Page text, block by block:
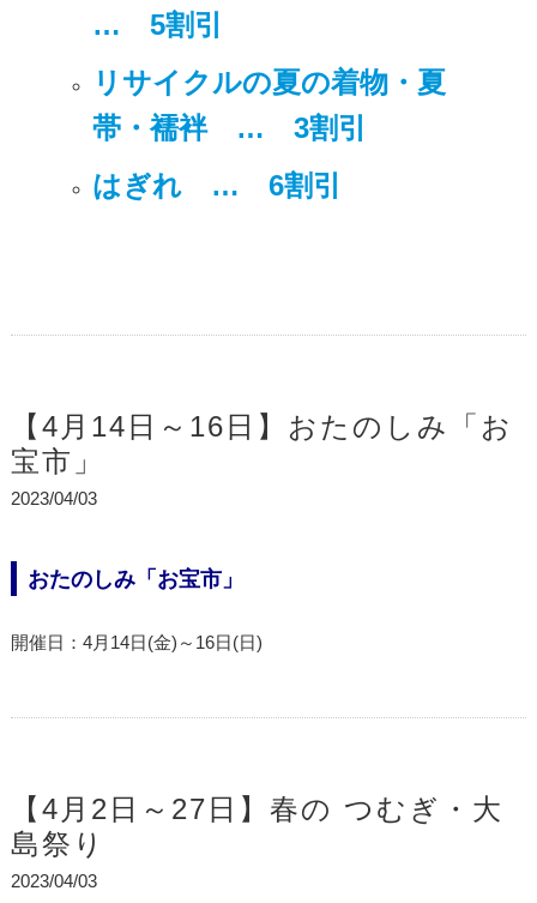
… 5割引
リサイクルの夏の着物・夏
帯・襦袢 … 3割引
はぎれ … 6割引
【4月14日～16日】おたのしみ「お
宝市」
2023/04/03
おたのしみ「お宝市」
開催日：4月14日(金)～16日(日)
【4月2日～27日】春の つむぎ・大
島祭り
2023/04/03